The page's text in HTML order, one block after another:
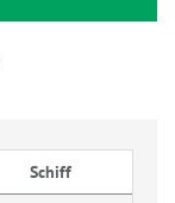
Schiff